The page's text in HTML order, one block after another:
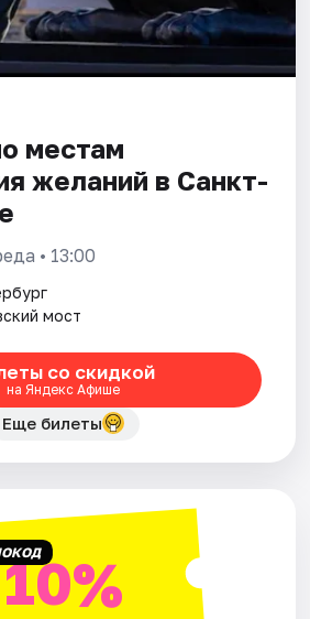
местам
желаний в Санкт-
• 13:00
мост
со скидкой
на Яндекс Афише
Еще билеты
10%